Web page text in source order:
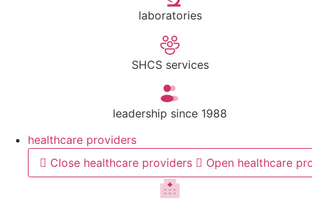
laboratories
SHCS services
leadership since 1988
healthcare providers
Close healthcare providers
Open healthcare